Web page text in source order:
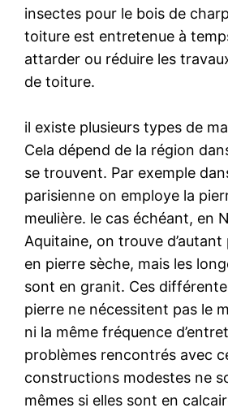
insectes pour le bois de
toiture est entretenue à
attarder ou réduire les
de toiture.
il existe plusieurs types de
Cela dépend de la région
se trouvent. Par exemple
parisienne on employe la
meulière. le cas échéant, en
Aquitaine, on trouve d’autant
en pierre sèche, mais les
sont en granit. Ces
pierre ne nécessitent pas le
ni la même fréquence
problèmes rencontrés avec
constructions modestes ne
mêmes si elles sont en